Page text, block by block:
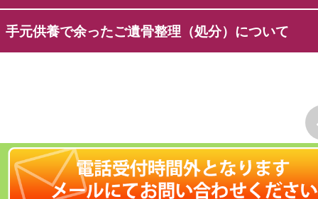
手元供養で余ったご遺骨整理（処分）について